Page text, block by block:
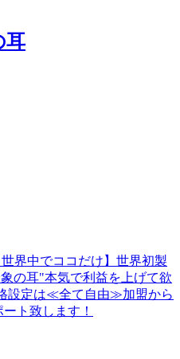
耳
界中でココだけ】世界初製
の耳"本気で利益を上げて欲
設定は≪全て自由≫加盟から
ト致します！